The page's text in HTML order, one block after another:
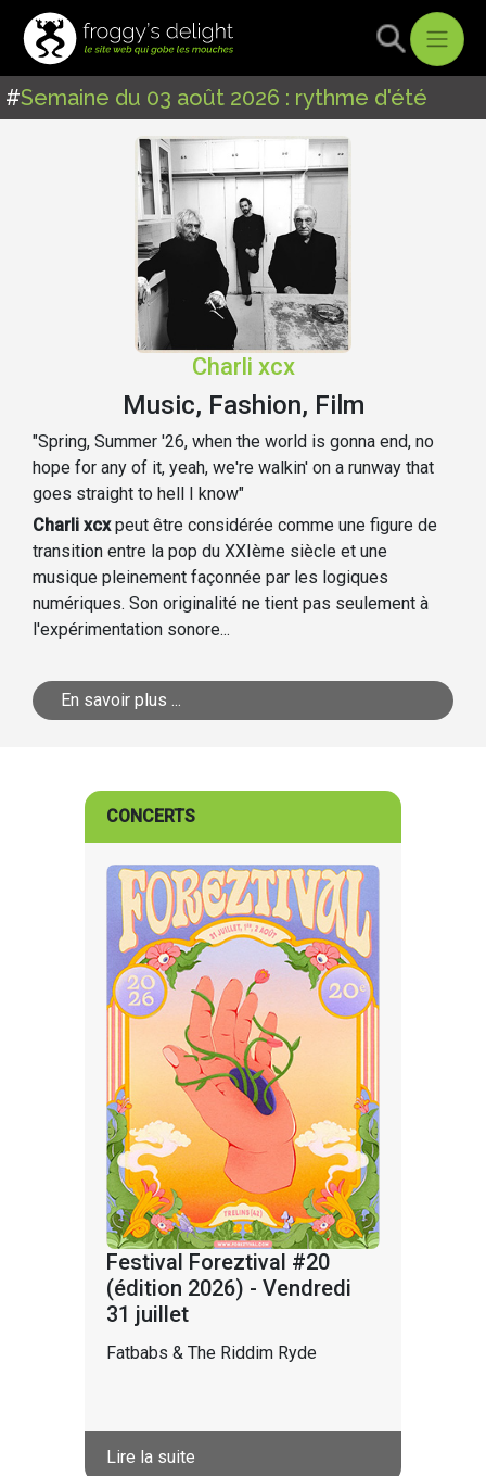
#Semaine du 03 août 2026 : rythme d'été
Charli xcx
Music, Fashion, Film
"Spring, Summer '26, when the world is gonna end, no
hope for any of it, yeah, we're walkin' on a runway that
goes straight to hell I know"
Charli xcxpeut être considérée comme une figure de
transition entre la pop du XXIème siècle et une
musique pleinement façonnée par les logiques
numériques. Son originalité ne tient pas seulement à
l'expérimentation sonore...
En savoir plus ...
CONCERTS
Festival Foreztival #20
(édition 2026) - Vendredi
31 juillet
Fatbabs & The Riddim Ryde
Lire la suite